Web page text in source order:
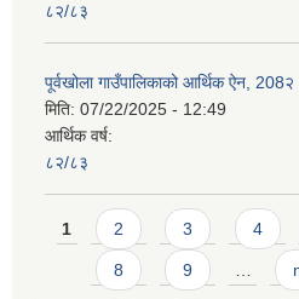
८२/८३
पूर्वखोला गाउँपालिकाको आर्थिक ऐन, 208२
मिति: 07/22/2025 - 12:49
आर्थिक वर्ष:
८२/८३
Pages
1 2 3 4
8 9